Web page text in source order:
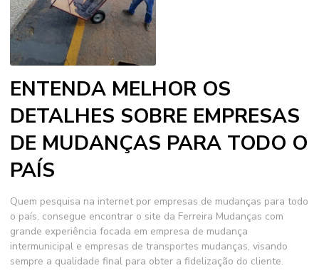
ENTENDA MELHOR OS
DETALHES SOBRE EMPRESAS
DE MUDANÇAS PARA TODO O
PAÍS
Quem pesquisa na internet por empresas de mudanças para todo
o país, consegue encontrar o site da Ferreira Mudanças com
grande experiência focada em empresa de mudança
intermunicipal e empresas de transportes mudanças, visando
sempre a qualidade final para obter a fidelização do cliente.